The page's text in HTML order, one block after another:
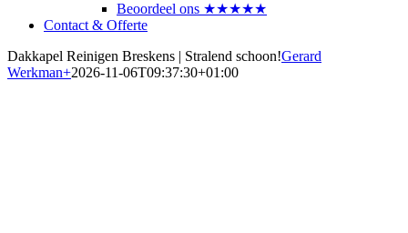
Beoordeel ons ★★★★★
Contact & Offerte
Dakkapel Reinigen Breskens | Stralend schoon!Gerard
Werkman+2026-11-06T09:37:30+01:00